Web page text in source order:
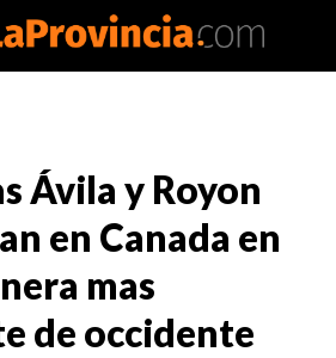
Ávila y Royon
en Canada en
mas
de occidente